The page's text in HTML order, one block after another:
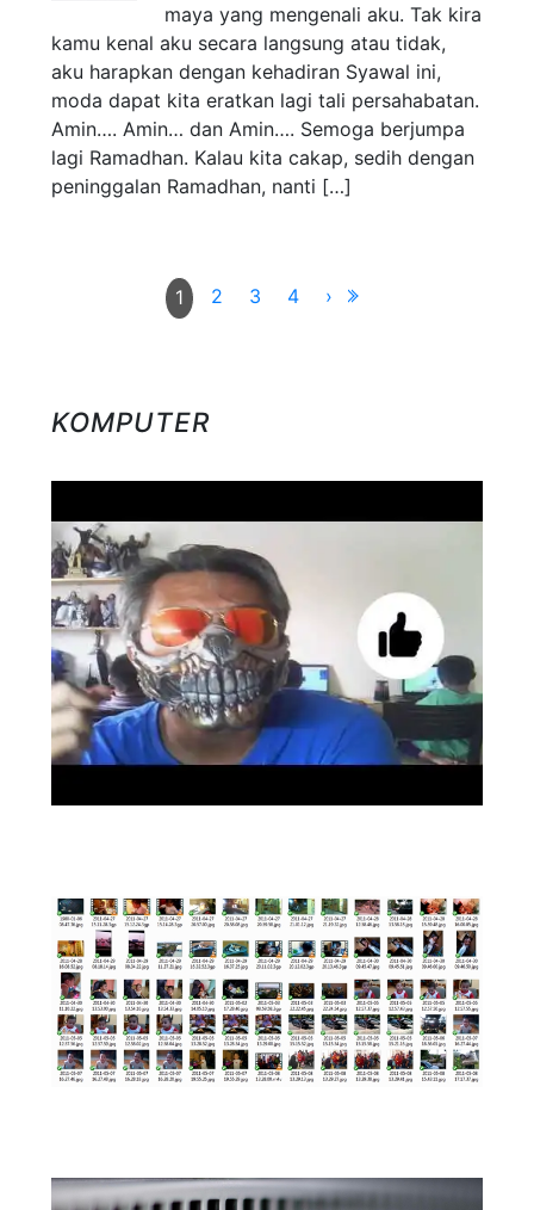
maya yang mengenali aku. Tak kira
kamu kenal aku secara langsung atau tidak,
aku harapkan dengan kehadiran Syawal ini,
moda dapat kita eratkan lagi tali persahabatan.
Amin…. Amin… dan Amin…. Semoga berjumpa
lagi Ramadhan. Kalau kita cakap, sedih dengan
peninggalan Ramadhan, nanti […]
1 2 3 4 ›
KOMPUTER